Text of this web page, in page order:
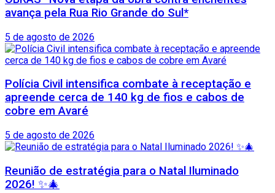
avança pela Rua Rio Grande do Sul*
5 de agosto de 2026
Polícia Civil intensifica combate à receptação e
apreende cerca de 140 kg de fios e cabos de
cobre em Avaré
5 de agosto de 2026
Reunião de estratégia para o Natal Iluminado
2026! ✨🎄